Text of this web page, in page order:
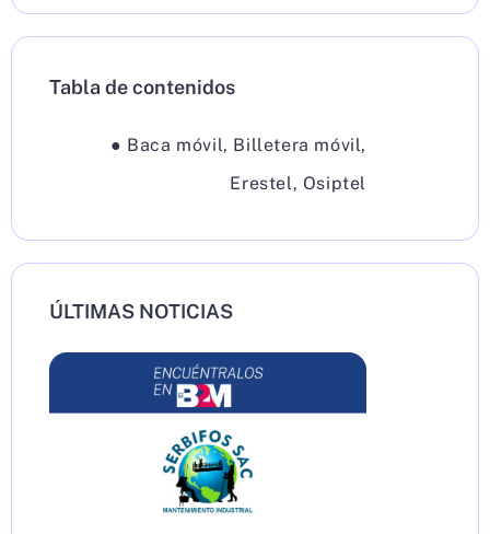
Tabla de contenidos
● Baca móvil, Billetera móvil,
Erestel, Osiptel
ÚLTIMAS NOTICIAS